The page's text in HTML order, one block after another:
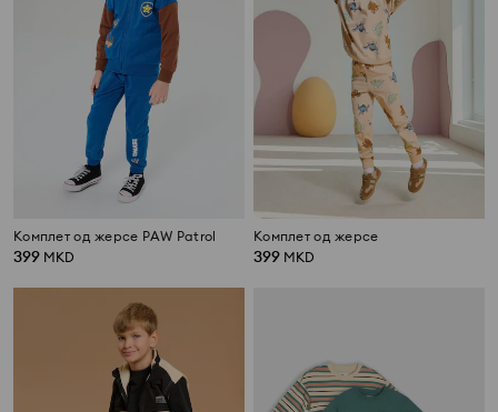
Комплет од жерсе PAW Patrol
399 MKD
Комплет од жерсе
399 MKD